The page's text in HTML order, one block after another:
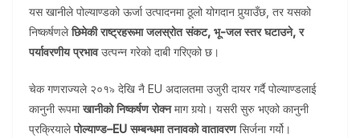
यस खानीले पोल्याण्डको ऊर्जा उत्पादनमा ठूलो योगदान पुर्‍याउँछ, तर यसको
निष्कर्षणलेछिमेकी राष्ट्रहरूमा जलस्रोत संकट, भू-जल स्तर घटाउने, र
पर्यावरणीय प्रभावउत्पन्न गरेको दाबी गरिएको छ।
चेक गणराज्यले २०१৯ देखि नै EU अदालतमा उजुरी दायर गर्दै पोल्याण्डलाई
कानुनी रूपमाखानीको निष्कर्षण रोक्नमाग गर्‍यो। यसरी सुरु भएको कानुनी
प्रक्रियालेपोल्याण्ड–EU सम्बन्धमा तनावको वातावरणसिर्जना गर्यो।